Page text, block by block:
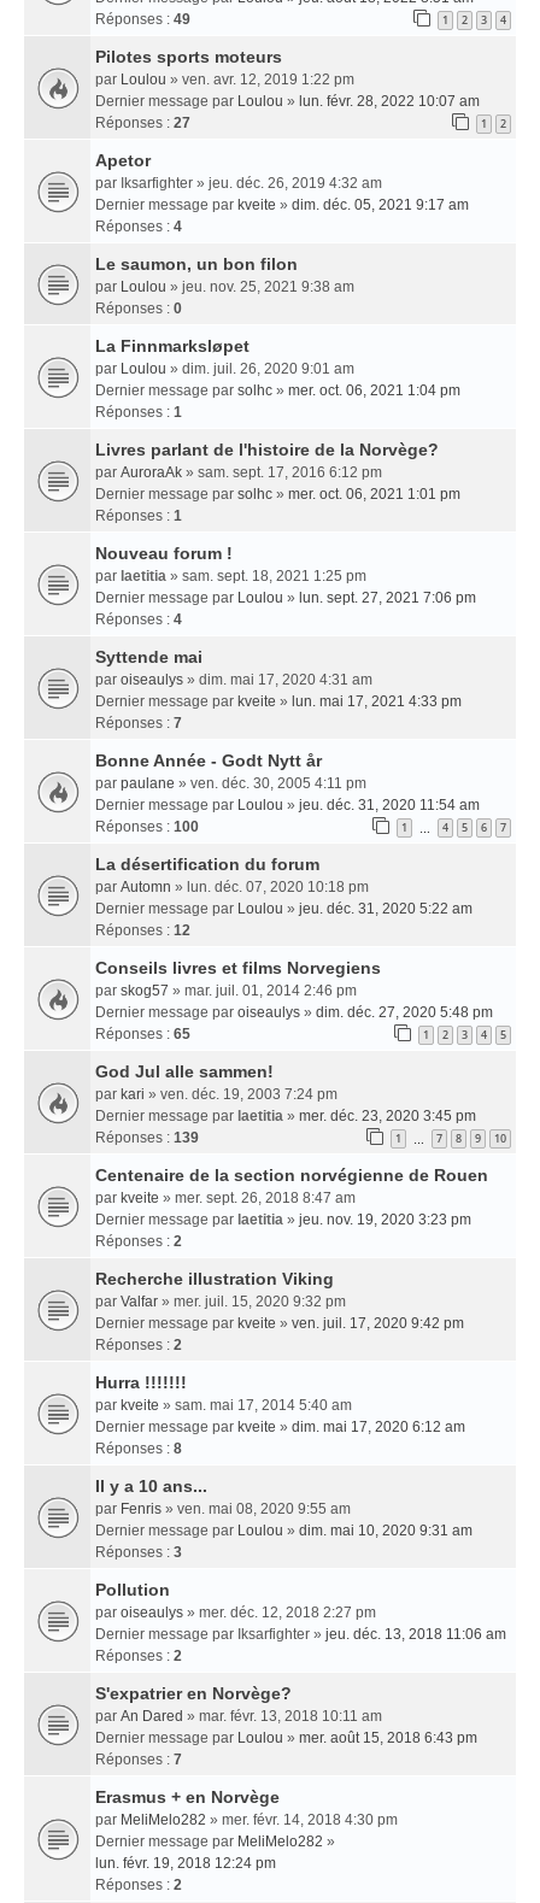
Réponses : 49 1 2 3 4
Pilotes sports moteurs
par Loulou » ven. avr. 12, 2019 1:22 pm
Dernier message par Loulou » lun. févr. 28, 2022 10:07 am
Réponses : 27 1 2
Apetor
par Iksarfighter » jeu. déc. 26, 2019 4:32 am
Dernier message par kveite » dim. déc. 05, 2021 9:17 am
Réponses : 4
Le saumon, un bon filon
par Loulou » jeu. nov. 25, 2021 9:38 am
Réponses : 0
La Finnmarksløpet
par Loulou » dim. juil. 26, 2020 9:01 am
Dernier message par solhc » mer. oct. 06, 2021 1:04 pm
Réponses : 1
Livres parlant de l'histoire de la Norvège?
par AuroraAk » sam. sept. 17, 2016 6:12 pm
Dernier message par solhc » mer. oct. 06, 2021 1:01 pm
Réponses : 1
Nouveau forum !
par laetitia » sam. sept. 18, 2021 1:25 pm
Dernier message par Loulou » lun. sept. 27, 2021 7:06 pm
Réponses : 4
Syttende mai
par oiseaulys » dim. mai 17, 2020 4:31 am
Dernier message par kveite » lun. mai 17, 2021 4:33 pm
Réponses : 7
Bonne Année - Godt Nytt år
par paulane » ven. déc. 30, 2005 4:11 pm
Dernier message par Loulou » jeu. déc. 31, 2020 11:54 am
Réponses : 100 1 … 4 5 6 7
La désertification du forum
par Automn » lun. déc. 07, 2020 10:18 pm
Dernier message par Loulou » jeu. déc. 31, 2020 5:22 am
Réponses : 12
Conseils livres et films Norvegiens
par skog57 » mar. juil. 01, 2014 2:46 pm
Dernier message par oiseaulys » dim. déc. 27, 2020 5:48 pm
Réponses : 65 1 2 3 4 5
God Jul alle sammen!
par kari » ven. déc. 19, 2003 7:24 pm
Dernier message par laetitia » mer. déc. 23, 2020 3:45 pm
Réponses : 139 1 … 7 8 9 10
Centenaire de la section norvégienne de Rouen
par kveite » mer. sept. 26, 2018 8:47 am
Dernier message par laetitia » jeu. nov. 19, 2020 3:23 pm
Réponses : 2
Recherche illustration Viking
par Valfar » mer. juil. 15, 2020 9:32 pm
Dernier message par kveite » ven. juil. 17, 2020 9:42 pm
Réponses : 2
Hurra !!!!!!!
par kveite » sam. mai 17, 2014 5:40 am
Dernier message par kveite » dim. mai 17, 2020 6:12 am
Réponses : 8
Il y a 10 ans...
par Fenris » ven. mai 08, 2020 9:55 am
Dernier message par Loulou » dim. mai 10, 2020 9:31 am
Réponses : 3
Pollution
par oiseaulys » mer. déc. 12, 2018 2:27 pm
Dernier message par Iksarfighter » jeu. déc. 13, 2018 11:06 am
Réponses : 2
S'expatrier en Norvège?
par An Dared » mar. févr. 13, 2018 10:11 am
Dernier message par Loulou » mer. août 15, 2018 6:43 pm
Réponses : 7
Erasmus + en Norvège
par MeliMelo282 » mer. févr. 14, 2018 4:30 pm
Dernier message par MeliMelo282 »
lun. févr. 19, 2018 12:24 pm
Réponses : 2